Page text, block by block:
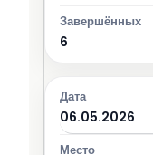
6
06.05.2026